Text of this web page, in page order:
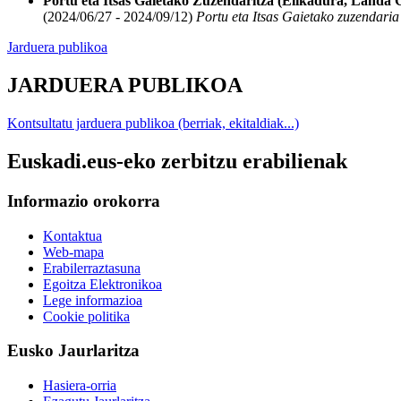
(2024/06/27 - 2024/09/12) Portu eta Itsas Gaietako zuzendaria
Jarduera publikoa
JARDUERA PUBLIKOA
Kontsultatu jarduera publikoa (berriak, ekitaldiak...)
Euskadi.eus-eko zerbitzu erabilienak
Informazio orokorra
Kontaktua
Web-mapa
Erabilerraztasuna
Egoitza Elektronikoa
Lege informazioa
Cookie politika
Eusko Jaurlaritza
Hasiera-orria